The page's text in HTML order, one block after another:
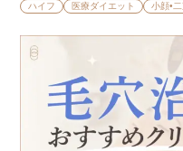
ハイフ 医療ダイエット 小顔•